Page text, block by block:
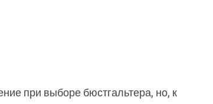
при выборе бюстгальтера, но, к